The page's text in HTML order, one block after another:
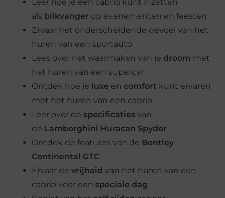
als blikvanger op evenementen en feesten
Ervaar het onderscheidende gevoel van het
huren van een sportauto
Lees over het waarmaken van je droom met
het huren van een supercar
Ontdek hoe je luxe en comfort kunt ervaren
met het huren van een cabrio
Leer over de specificaties van
de Lamborghini Huracan Spyder
Ontdek de features van de Bentley
Continental GTC
Ervaar devrijheid van het huren van een
cabrio voor een speciale dag